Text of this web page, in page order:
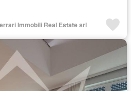
Immobili Real Estate srl